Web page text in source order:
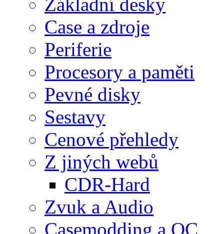
Case a zdroje
Periferie
Procesory a paměti
Pevné disky
Sestavy
Cenové přehledy
Z jiných webů
CDR-Hard
Zvuk a Audio
Casemodding a OC